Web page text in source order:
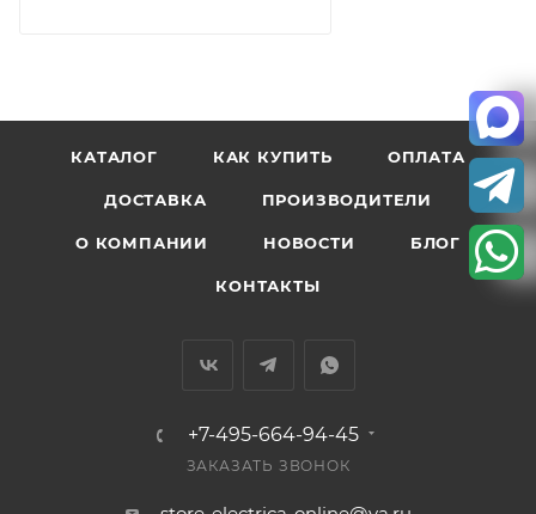
КАТАЛОГ КАК КУПИТЬ ОПЛАТА
ДОСТАВКА ПРОИЗВОДИТЕЛИ
О КОМПАНИИ НОВОСТИ БЛОГ
КОНТАКТЫ
+7-495-664-94-45
ЗАКАЗАТЬ ЗВОНОК